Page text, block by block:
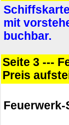
mit
buchbar.
Seite 3 ---
Preis